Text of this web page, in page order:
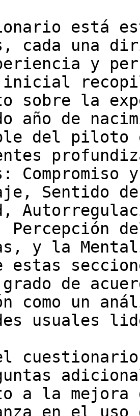
está
cada una
y
inicial
sobre la
año de
del piloto
Sentido
Percepción
y la
estas
de
como un
usuales
el
a la mejora
en el